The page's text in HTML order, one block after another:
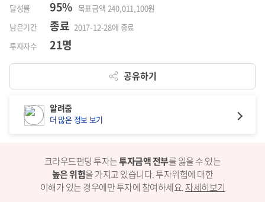
달성률 95% 목표금액 240,011,100원
남은기간
종료 2017-12-28에 종료
투자자수
21명
공유하기
크라우드펀딩 투자는투자금액 전부를 잃을 수 있는
높은 위험을 가지고 있습니다.투자위험에 대한
이해가 있는 경우에만 투자에 참여하세요.자세히보기
알려줌
더 많은 정보 보기